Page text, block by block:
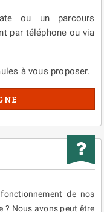
ou un parcours
par téléphone ou via
à vous proposer.
de nos
? Nous avons peut être